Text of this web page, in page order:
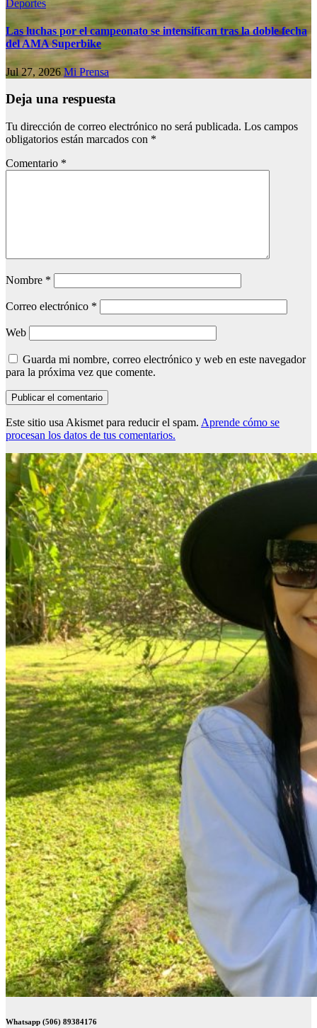
Deportes
Las luchas por el campeonato se intensifican tras la doble fecha
del AMA Superbike
Jul 27, 2026Mi Prensa
Deja una respuesta
Tu dirección de correo electrónico no será publicada. Los campos
obligatorios están marcados con *
Comentario *
Nombre *
Correo electrónico *
Web
Guarda mi nombre, correo electrónico y web en este navegador
para la próxima vez que comente.
Este sitio usa Akismet para reducir el spam. Aprende cómo se
procesan los datos de tus comentarios.
Whatsapp (506) 89384176